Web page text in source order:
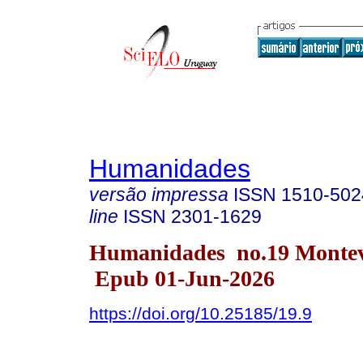
Humanidades
versão impressa ISSN 1510-
line ISSN 2301-1629
Humanidades no.19
Epub 01-Jun-2026
https://doi.org/10.25185/19.9